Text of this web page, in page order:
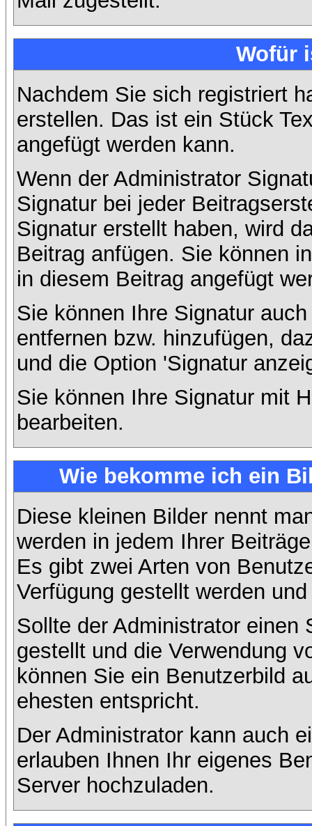
Wofür
Nachdem Sie sich registriert
erstellen. Das ist ein Stück
angefügt werden kann.
Wenn der Administrator
Signatur bei jeder
Signatur erstellt haben, wird
Beitrag anfügen. Sie können
in diesem Beitrag angefügt
Sie können Ihre Signatur
entfernen bzw. hinzufügen,
und die Option 'Signatur
Sie können Ihre Signatur mit
bearbeiten.
Wie bekomme ich ein
Diese kleinen Bilder nennt
werden in jedem Ihrer
Es gibt zwei Arten von
Verfügung gestellt werden
Sollte der Administrator einen
gestellt und die Verwendung
können Sie ein Benutzerbild
ehesten entspricht.
Der Administrator kann auch
erlauben Ihnen Ihr eigenes
Server hochzuladen.